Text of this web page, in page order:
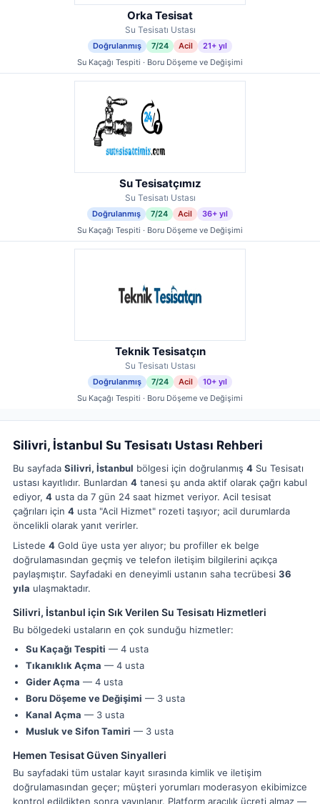
Orka Tesisat
Su Tesisatı Ustası
Doğrulanmış 7/24 Acil
21+ yıl
Su Kaçağı Tespiti · Boru Döşeme ve Değişimi
Su Tesisatçımız
Su Tesisatı Ustası
Doğrulanmış 7/24 Acil
36+ yıl
Su Kaçağı Tespiti · Boru Döşeme ve Değişimi
Teknik Tesisatçın
Su Tesisatı Ustası
Doğrulanmış 7/24 Acil
10+ yıl
Su Kaçağı Tespiti · Boru Döşeme ve Değişimi
Silivri, İstanbul Su Tesisatı Ustası Rehberi
Bu sayfada Silivri, İstanbul bölgesi için doğrulanmış 4 Su Tesisatı
ustası kayıtlıdır. Bunlardan 4 tanesi şu anda aktif olarak çağrı kabul
ediyor, 4 usta da 7 gün 24 saat hizmet veriyor. Acil tesisat
çağrıları için 4 usta "Acil Hizmet" rozeti taşıyor; acil durumlarda
öncelikli olarak yanıt verirler.
Listede 4 Gold üye usta yer alıyor; bu profiller ek belge
doğrulamasından geçmiş ve telefon iletişim bilgilerini açıkça
paylaşmıştır. Sayfadaki en deneyimli ustanın saha tecrübesi 36
yıla ulaşmaktadır.
Silivri, İstanbul için Sık Verilen Su Tesisatı Hizmetleri
Bu bölgedeki ustaların en çok sunduğu hizmetler:
Su Kaçağı Tespiti — 4 usta
Tıkanıklık Açma — 4 usta
Gider Açma — 4 usta
Boru Döşeme ve Değişimi — 3 usta
Kanal Açma — 3 usta
Musluk ve Sifon Tamiri — 3 usta
Hemen Tesisat Güven Sinyalleri
Bu sayfadaki tüm ustalar kayıt sırasında kimlik ve iletişim
doğrulamasından geçer; müşteri yorumları moderasyon ekibimizce
kontrol edildikten sonra yayınlanır. Platform aracılık ücreti almaz —